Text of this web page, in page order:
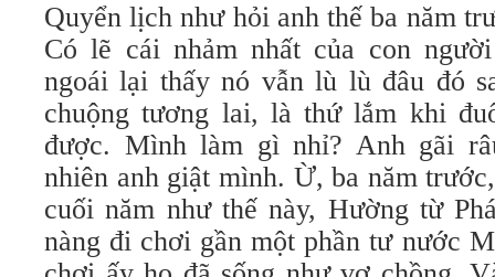
Quyển lịch như hỏi anh thế ba năm
Có lẽ cái nhảm nhất của con
ngoái lại thấy nó vẫn lù lù đâu đó
chuộng tương lai, là thứ lắm khi
được. Mình làm gì nhỉ? Anh gãi
nhiên anh giật mình. Ừ, ba năm
cuối năm như thế này, Hường từ
nàng đi chơi gần một phần tư nước